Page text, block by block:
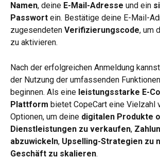
Namen, deine E-Mail-Adresse und ein
Passwort ein. Bestätige deine E-Mail-
zugesendeten Verifizierungscode, um
zu aktivieren.
Nach der erfolgreichen Anmeldung
der Nutzung der umfassenden
beginnen. Als eine leistungsstarke E-
Plattform bietet CopeCart eine Vielzahl
Optionen, um deine digitalen Produkte
Dienstleistungen zu verkaufen,
abzuwickeln, Upselling-Strategien zu
Geschäft zu skalieren.